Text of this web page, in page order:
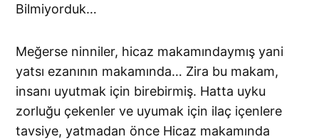
Bilmiyorduk…
Meğerse ninniler, hicaz makamındaymış yani
yatsı ezanının makamında… Zira bu makam,
insanı uyutmak için birebirmiş. Hatta uyku
zorluğu çekenler ve uyumak için ilaç içenlere
tavsiye, yatmadan önce Hicaz makamında